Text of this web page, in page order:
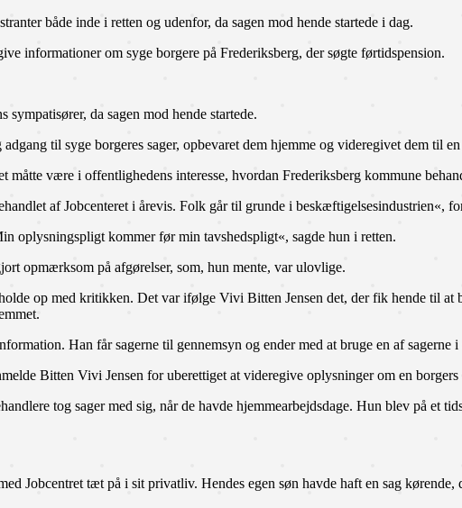
både inde i retten og udenfor, da sagen mod hende startede i dag.
informationer om syge borgere på Frederiksberg, der søgte førtidspension.
da sagen mod hende startede.
til syge borgeres sager, opbevaret dem hjemme og videregivet dem til
være i offentlighedens interesse, hvordan Frederiksberg kommune
af Jobcenteret i årevis. Folk går til grunde i beskæftigelsesindustrien«,
oplysningspligt kommer før min tavshedspligt«, sagde hun i retten.
opmærksom på afgørelser, som, hun mente, var ulovlige.
op med kritikken. Det var ifølge Vivi Bitten Jensen det, der fik hende til at
Han får sagerne til gennemsyn og ender med at bruge en af
Bitten Vivi Jensen for uberettiget at videregive oplysninger om en borgers
tog sager med sig, når de havde hjemmearbejdsdage. Hun blev på et
Jobcentret tæt på i sit privatliv. Hendes egen søn havde haft en sag